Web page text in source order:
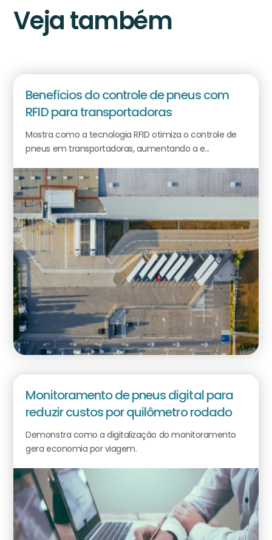
Veja também
Benefícios do controle de pneus com
RFID para transportadoras
Mostra como a tecnologia RFID otimiza o controle de
pneus em transportadoras, aumentando a e...
Monitoramento de pneus digital para
reduzir custos por quilômetro rodado
Demonstra como a digitalização do monitoramento
gera economia por viagem.